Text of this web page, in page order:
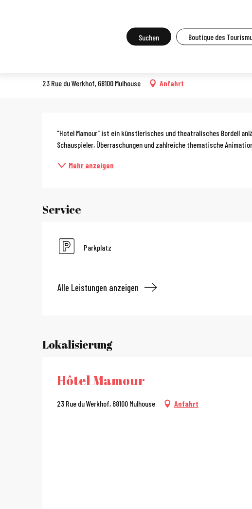
Boutique des
Suche
Hôtel Mamour
23 Rue du Werkhof, 68100 Mulhouse Anfahrt
Beschreibung
"Hotel Mamour" ist ein künstlerisches und theatralisches Bordell
Schauspieler, Überraschungen und zahlreiche thematische
Mehr anzeigen
Service
Parkplatz
Alle Leistungen anzeigen
Lokalisierung
Hôtel Mamour
23 Rue du Werkhof, 68100 Mulhouse Anfahrt